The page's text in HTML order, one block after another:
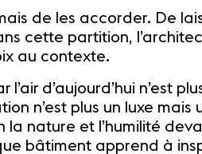
de les accorder. De
cette partition,
au contexte.
d’aujourd’hui n’est
n’est plus un luxe mais
la nature et l’humilité
bâtiment apprend à